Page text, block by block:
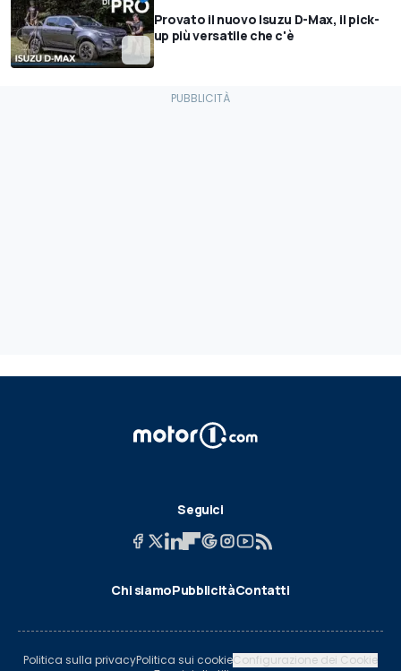
Provato il nuovo Isuzu D-Max, il pick-
up più versatile che c'è
Seguici
Chi siamoPubblicitàContatti
Politica sulla privacyPolitica sui cookieConfigurazione dei Cookie